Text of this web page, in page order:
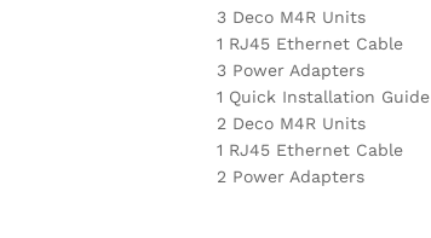
3 Deco M4R Units
1 RJ45 Ethernet Cable
3 Power Adapters
1 Quick Installation Guide
2 Deco M4R Units
1 RJ45 Ethernet Cable
2 Power Adapters